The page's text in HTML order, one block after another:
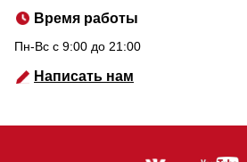
Время работы
Пн-Вс c 9:00 до 21:00
Написать нам